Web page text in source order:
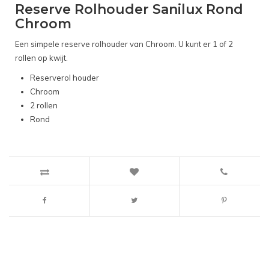
Reserve Rolhouder Sanilux Rond
Chroom
Een simpele reserve rolhouder van Chroom. U kunt er 1 of 2
rollen op kwijt.
Reserverol houder
Chroom
2 rollen
Rond